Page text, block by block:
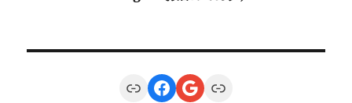
LinkFacebook
Google
Link